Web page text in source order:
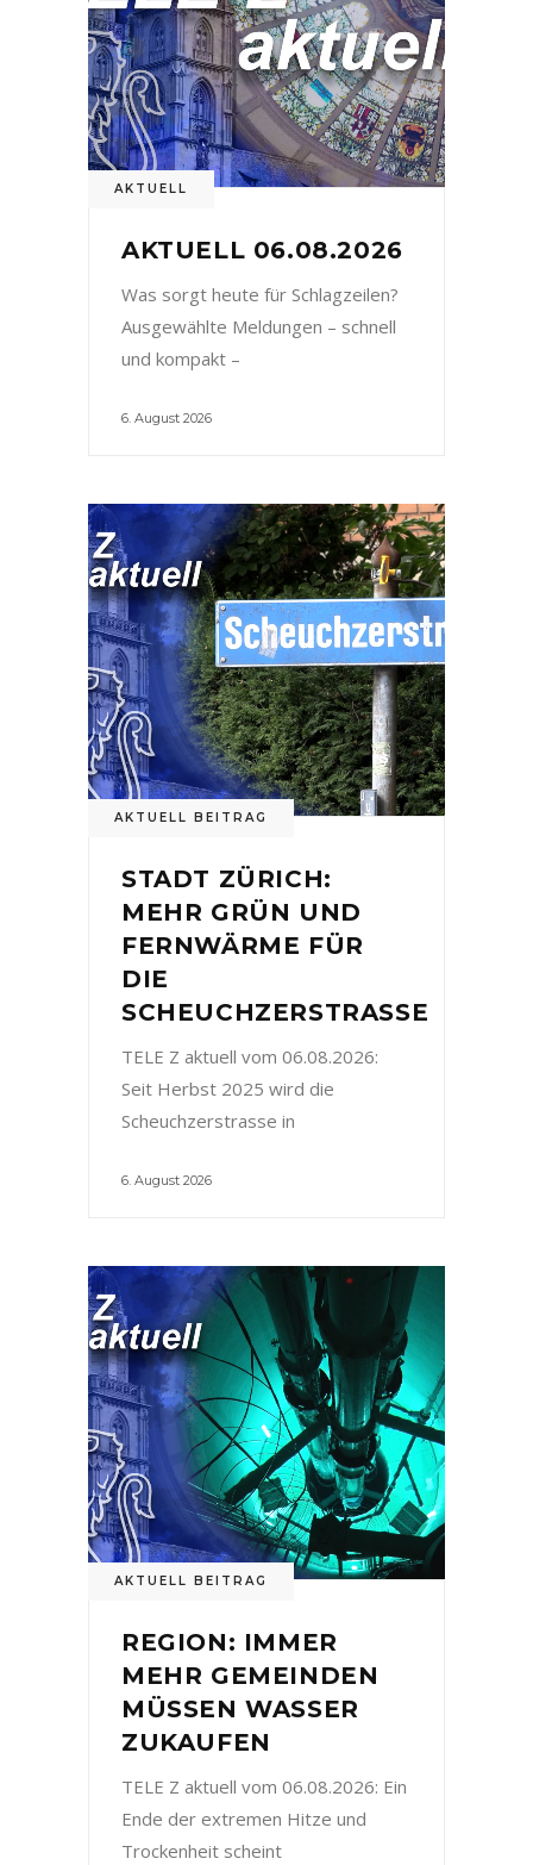
AKTUELL
AKTUELL 06.08.2026
Was sorgt heute für Schlagzeilen?
Ausgewählte Meldungen – schnell
und kompakt –
6. August 2026
AKTUELL BEITRAG
STADT ZÜRICH:
MEHR GRÜN UND
FERNWÄRME FÜR
DIE
SCHEUCHZERSTRASSE
TELE Z aktuell vom 06.08.2026:
Seit Herbst 2025 wird die
Scheuchzerstrasse in
6. August 2026
AKTUELL BEITRAG
REGION: IMMER
MEHR GEMEINDEN
MÜSSEN WASSER
ZUKAUFEN
TELE Z aktuell vom 06.08.2026: Ein
Ende der extremen Hitze und
Trockenheit scheint